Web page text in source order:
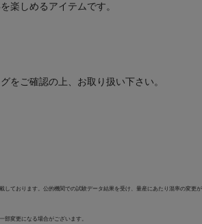
楽しめるアイテムです。
をご確認の上、お取り扱い下さい。
しております。公的機関での試験データ結果を受け、量産にあたり混率の変更
部変更になる場合がございます。